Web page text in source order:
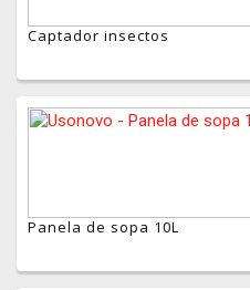
Captador insectos
Panela de sopa 10L